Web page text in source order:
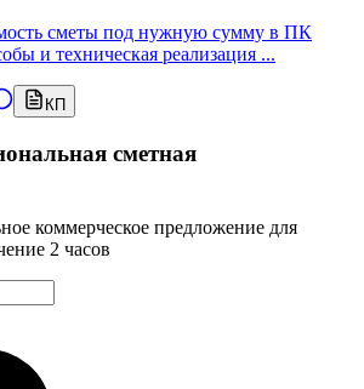
сметы под нужную сумму в ПК
и техническая реализация ...
КП
сметная
коммерческое предложение для
2 часов